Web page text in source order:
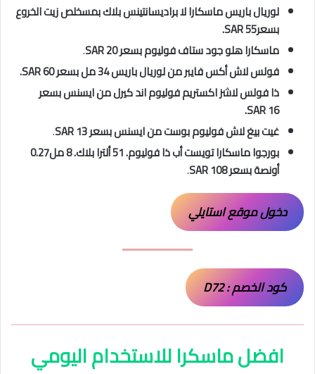
لوريال باريس ماسكارا لا براديسانتينس بلاك بمسخلص زيت الخروع
بسعرSAR 55.
ماسكارا هلو جود ستاف فوليوم بسعر SAR 20
.
فولس لاش أكس فايبر من لوريال باريس 34 مل بسعر SAR 60.
ذا فولس لاشز اكستريم فوليوم اند كيرل من ايسنس بسعر
SAR 16.
غيت بيغ لاش فوليوم بوست من ايسنس بسعر SAR 13
.
بورجوا ماسكارا تويست أب ذا فوليوم. 51 ألترا بلاك. 8 مل0.27
أونصة بسعر SAR 108
.
دخول موقع استايلي
كود الخصم : D72
افضل ماسكرا للاستخدام اليومي